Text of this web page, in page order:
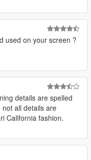
used on your screen ?
details are spelled
all details are
California fashion.